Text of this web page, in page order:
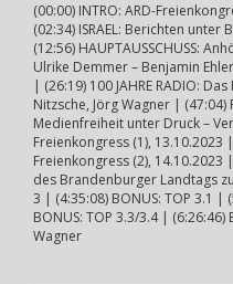
(00:00) INTRO: ARD-
(02:34) ISRAEL: Berichten unter
(12:56) HAUPTAUSSCHUSS:
Ulrike Demmer – Benjamin
| (26:19) 100 JAHRE RADIO:
Nitzsche, Jörg Wagner | (47:04)
Medienfreiheit unter Druck –
Freienkongress (1), 13.10.2023
Freienkongress (2), 14.10.2023
des Brandenburger Landtags
3 | (4:35:08) BONUS: TOP 3.1 |
BONUS: TOP 3.3/3.4 |
Wagner